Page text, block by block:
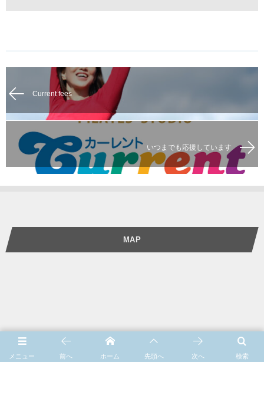
Current fees
いつまでも応援しています
MAP
メニュー 検索
前へ ホーム 先頭へ 次へ